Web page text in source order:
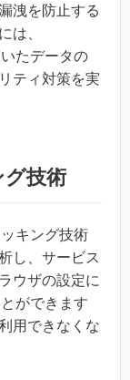
洩を防止する
は、
たデータの
ティ対策を実
技術
キング技術
し、サービス
ウザの設定に
ができます
用できなくな